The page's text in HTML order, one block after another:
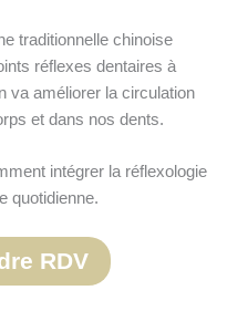
traditionnelle chinoise
réflexes dentaires à
va améliorer la circulation
et dans nos dents.
intégrer la réflexologie
quotidienne.
RDV